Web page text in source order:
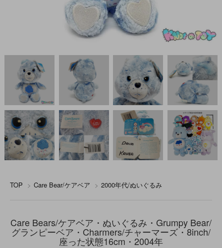
TOP > Care Bear/ケアベア > 2000年代/ぬいぐるみ
Care Bears/ケアベア・ぬいぐるみ・Grumpy Bear/
グランピーベア・Charmers/チャーマーズ・8inch/
座った状態16cm・2004年